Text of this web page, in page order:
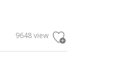
9648 view